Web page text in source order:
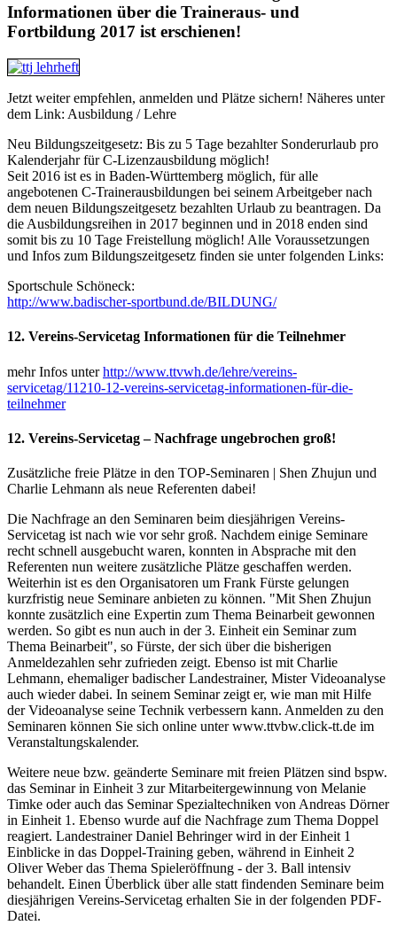
Informationen über die Traineraus- und
Fortbildung 2017 ist erschienen!
Jetzt weiter empfehlen, anmelden und Plätze sichern! Näheres unter
dem Link: Ausbildung / Lehre
Neu Bildungszeitgesetz: Bis zu 5 Tage bezahlter Sonderurlaub pro
Kalenderjahr für C-Lizenzausbildung möglich!
Seit 2016 ist es in Baden-Württemberg möglich, für alle
angebotenen C-Trainerausbildungen bei seinem Arbeitgeber nach
dem neuen Bildungszeitgesetz bezahlten Urlaub zu beantragen. Da
die Ausbildungsreihen in 2017 beginnen und in 2018 enden sind
somit bis zu 10 Tage Freistellung möglich! Alle Voraussetzungen
und Infos zum Bildungszeitgesetz finden sie unter folgenden Links:
Sportschule Schöneck:
http://www.badischer-sportbund.de/BILDUNG/
12. Vereins-Servicetag Informationen für die Teilnehmer
mehr Infos unterhttp://www.ttvwh.de/lehre/vereins-
servicetag/11210-12-vereins-servicetag-informationen-für-die-
teilnehmer
12. Vereins-Servicetag – Nachfrage ungebrochen groß!
Zusätzliche freie Plätze in den TOP-Seminaren | Shen Zhujun und
Charlie Lehmann als neue Referenten dabei!
Die Nachfrage an den Seminaren beim diesjährigen Vereins-
Servicetag ist nach wie vor sehr groß. Nachdem einige Seminare
recht schnell ausgebucht waren, konnten in Absprache mit den
Referenten nun weitere zusätzliche Plätze geschaffen werden.
Weiterhin ist es den Organisatoren um Frank Fürste gelungen
kurzfristig neue Seminare anbieten zu können. "Mit Shen Zhujun
konnte zusätzlich eine Expertin zum Thema Beinarbeit gewonnen
werden. So gibt es nun auch in der 3. Einheit ein Seminar zum
Thema Beinarbeit", so Fürste, der sich über die bisherigen
Anmeldezahlen sehr zufrieden zeigt. Ebenso ist mit Charlie
Lehmann, ehemaliger badischer Landestrainer, Mister Videoanalyse
auch wieder dabei. In seinem Seminar zeigt er, wie man mit Hilfe
der Videoanalyse seine Technik verbessern kann. Anmelden zu den
Seminaren können Sie sich online unter www.ttvbw.click-tt.de im
Veranstaltungskalender.
Weitere neue bzw. geänderte Seminare mit freien Plätzen sind bspw.
das Seminar in Einheit 3 zur Mitarbeitergewinnung von Melanie
Timke oder auch das Seminar Spezialtechniken von Andreas Dörner
in Einheit 1. Ebenso wurde auf die Nachfrage zum Thema Doppel
reagiert. Landestrainer Daniel Behringer wird in der Einheit 1
Einblicke in das Doppel-Training geben, während in Einheit 2
Oliver Weber das Thema Spieleröffnung - der 3. Ball intensiv
behandelt. Einen Überblick über alle statt findenden Seminare beim
diesjährigen Vereins-Servicetag erhalten Sie in der folgenden PDF-
Datei.